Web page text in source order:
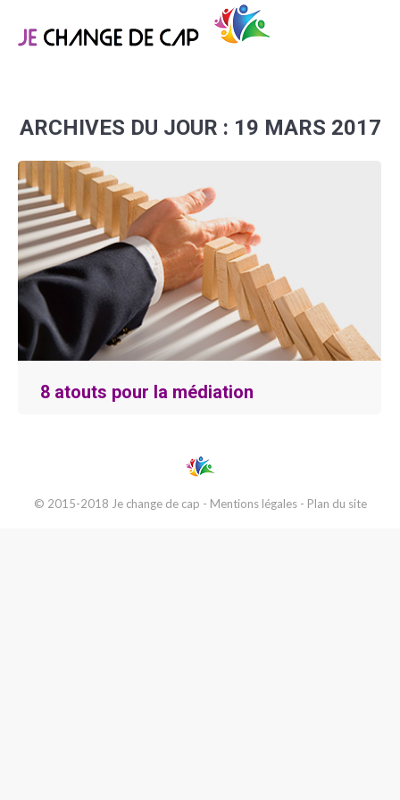
ARCHIVES DU JOUR : 19 MARS 2017
8 atouts pour la médiation
© 2015-2018 Je change de cap - Mentions légales- Plan du site